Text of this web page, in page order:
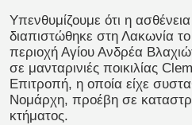
Υπενθυμίζουμε ότι η
διαπιστώθηκε στη Λακωνία
περιοχή Αγίου Ανδρέα
σε μανταρινιές ποικιλίας
Επιτροπή, η οποία είχε
Νομάρχη, προέβη σε
κτήματος.